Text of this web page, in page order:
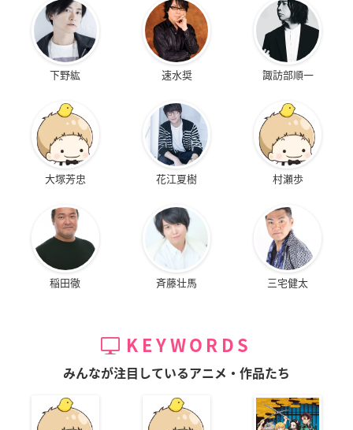
下野紘 速水奨 諏訪部順一
大塚芳忠 花江夏樹 村瀬歩
稲田徹 斉藤壮馬 三宅健太
KEYWORDS
みんなが注目しているアニメ・作品たち